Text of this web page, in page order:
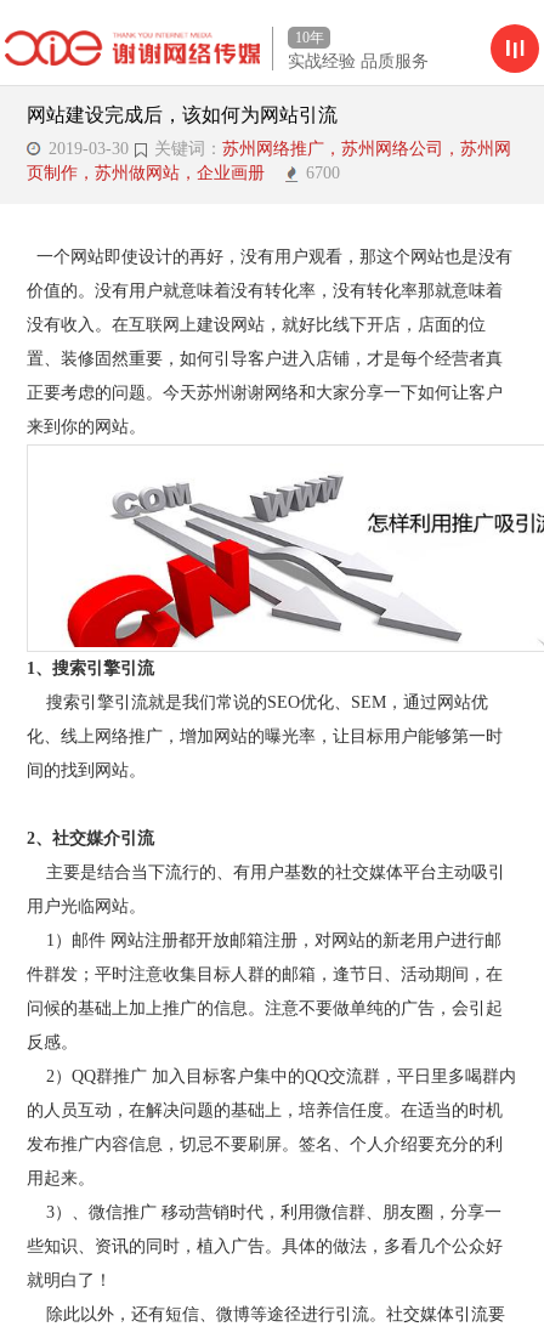
10年
实战经验 品质服务
网站建设完成后，该如何为网站引流
2019-03-30 关键词：苏州网络推广，苏州网络公司，苏州网
页制作，苏州做网站，企业画册
6700
一个网站即使设计的再好，没有用户观看，那这个网站也是没有
价值的。没有用户就意味着没有转化率，没有转化率那就意味着
没有收入。在互联网上建设网站，就好比线下开店，店面的位
置、装修固然重要，如何引导客户进入店铺，才是每个经营者真
正要考虑的问题。今天苏州谢谢网络和大家分享一下如何让客户
来到你的网站。
1、搜索引擎引流
搜索引擎引流就是我们常说的SEO优化、SEM，通过网站优
化、线上网络推广，增加网站的曝光率，让目标用户能够第一时
间的找到网站。
2、社交媒介引流
主要是结合当下流行的、有用户基数的社交媒体平台主动吸引
用户光临网站。
1）邮件 网站注册都开放邮箱注册，对网站的新老用户进行邮
件群发；平时注意收集目标人群的邮箱，逢节日、活动期间，在
问候的基础上加上推广的信息。注意不要做单纯的广告，会引起
反感。
2）QQ群推广 加入目标客户集中的QQ交流群，平日里多喝群内
的人员互动，在解决问题的基础上，培养信任度。在适当的时机
发布推广内容信息，切忌不要刷屏。签名、个人介绍要充分的利
用起来。
3）、微信推广 移动营销时代，利用微信群、朋友圈，分享一
些知识、资讯的同时，植入广告。具体的做法，多看几个公众好
就明白了！
除此以外，还有短信、微博等途径进行引流。社交媒体引流要